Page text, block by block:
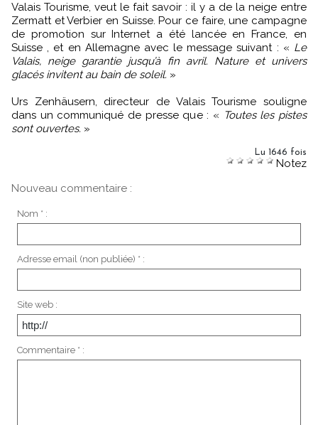
Valais Tourisme, veut le fait savoir : il y a de la neige entre
Zermatt et Verbier en Suisse. Pour ce faire, une campagne
de promotion sur Internet a été lancée en France, en
Suisse , et en Allemagne avec le message suivant : « Le
Valais, neige garantie jusqu’à fin avril. Nature et univers
glacés invitent au bain de soleil. »
Urs Zenhäusern, directeur de Valais Tourisme souligne
dans un communiqué de presse que : « Toutes les pistes
sont ouvertes. »
Lu 1646 fois
Notez
Nouveau commentaire :
Nom * :
Adresse email (non publiée) * :
Site web :
Commentaire * :